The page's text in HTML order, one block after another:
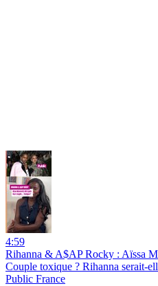
4:59
Rihanna & A$AP Rocky : Aïssa
Couple toxique ? Rihanna serait-
Public France